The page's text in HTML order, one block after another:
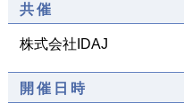
共催
株式会社IDAJ
開催日時